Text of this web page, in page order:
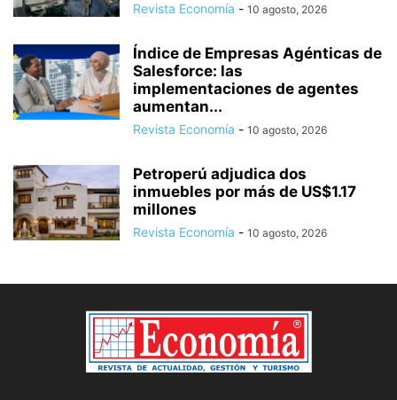
Revista Economía - 10 agosto, 2026
Índice de Empresas Agénticas de
Salesforce: las
implementaciones de agentes
aumentan...
Revista Economía - 10 agosto, 2026
Petroperú adjudica dos
inmuebles por más de US$1.17
millones
Revista Economía - 10 agosto, 2026